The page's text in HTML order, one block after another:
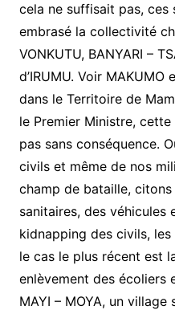
cela ne suffisait pas, ces
embrasé la collectivité
VONKUTU, BANYARI –
d’IRUMU. Voir
dans le Territoire de
le Premier Ministre, cette
pas sans conséquence.
civils et même de nos
champ de bataille, citons
sanitaires, des véhicules
kidnapping des civils,
le cas le plus récent est
enlèvement des écoliers
MAYI – MOYA, un